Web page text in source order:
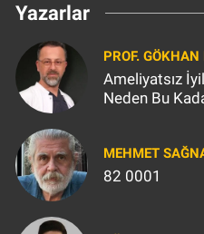
Yazarlar
PROF. GÖKHAN
Ameliyatsız
Neden Bu
MEHMET
82 0001